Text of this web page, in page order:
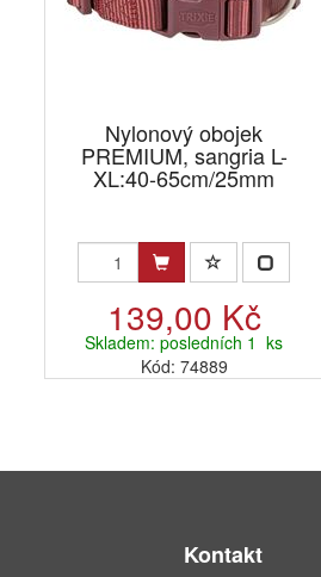
Nylonový obojek
PREMIUM, sangria L-
XL:40-65cm/25mm
139,00 Kč
Skladem: posledních 1 ks
Kód: 74889
Kontakt